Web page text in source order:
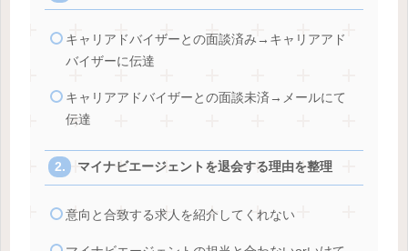
キャリアドバイザーとの面談済み→キャリアアド
バイザーに伝達
キャリアアドバイザーとの面談未済→メールにて
伝達
マイナビエージェントを退会する理由を整理
意向と合致する求人を紹介してくれない